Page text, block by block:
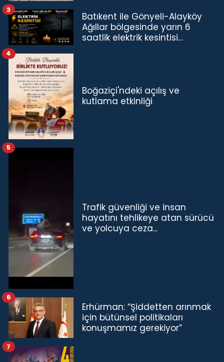
Batıkent ile Gönyeli-Alayköy
Ağıllar bölgesinde yarın 6
saatlik elektrik kesintisi…
3
Boğaziçi'ndeki açılış ve
kutlama etkinliği
4
Trafik güvenliği ve insan
hayatını tehlikeye atan sürücü
ve yolcuya ceza...
5
Erhürman: “Şiddetten arınmak
için bütünsel politikaları
konuşmamız gerekiyor”
6
7